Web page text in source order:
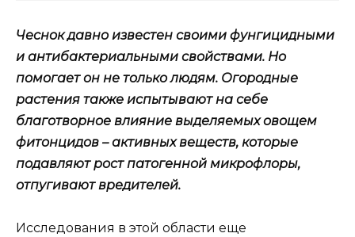
Чеснок давно известен своими фунгицидными
и антибактериальными свойствами. Но
помогает он не только людям. Огородные
растения также испытывают на себе
благотворное влияние выделяемых овощем
фитонцидов – активных веществ, которые
подавляют рост патогенной микрофлоры,
отпугивают вредителей.
Исследования в этой области еще